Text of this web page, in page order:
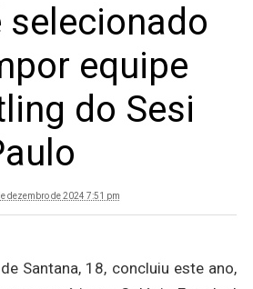
selecionado
equipe
do Sesi
dezembro de 2024 7:51 pm
Santana, 18, concluiu este ano,